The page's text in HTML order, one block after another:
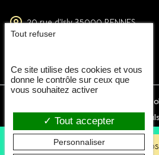
RETOUR AUX ANNONCES
20 rue d’Isly 35000 RENNES
uniquement sur rendez-vous
Conception et réalisation :Agence
Ce site utilise des cookies et vous
donne le contrôle sur ceux que
vous souhaitez activer
Tout accepter
Tout refuser
Personnaliser